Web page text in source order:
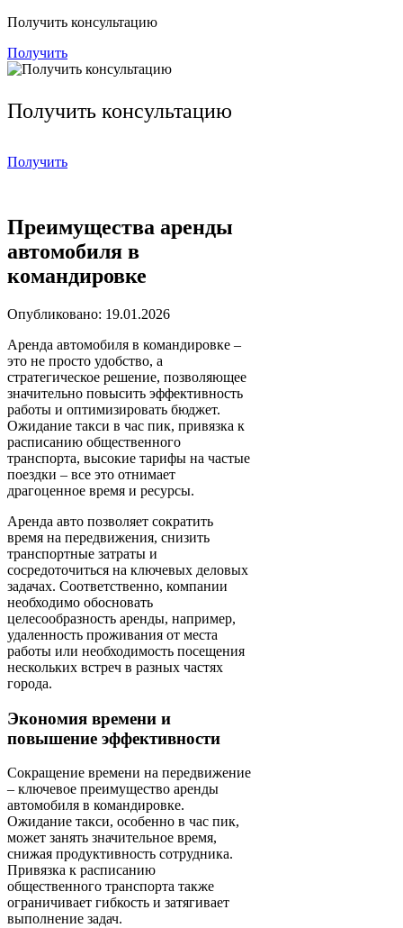
Получить консультацию
Получить
Получить консультацию
Получить
Преимущества аренды
автомобиля в
командировке
Опубликовано: 19.01.2026
Аренда автомобиля в командировке –
это не просто удобство, а
стратегическое решение, позволяющее
значительно повысить эффективность
работы и оптимизировать бюджет.
Ожидание такси в час пик, привязка к
расписанию общественного
транспорта, высокие тарифы на частые
поездки – все это отнимает
драгоценное время и ресурсы.
Аренда авто позволяет сократить
время на передвижения, снизить
транспортные затраты и
сосредоточиться на ключевых деловых
задачах. Соответственно, компании
необходимо обосновать
целесообразность аренды, например,
удаленность проживания от места
работы или необходимость посещения
нескольких встреч в разных частях
города.
Экономия времени и
повышение эффективности
Сокращение времени на передвижение
– ключевое преимущество аренды
автомобиля в командировке.
Ожидание такси, особенно в час пик,
может занять значительное время,
снижая продуктивность сотрудника.
Привязка к расписанию
общественного транспорта также
ограничивает гибкость и затягивает
выполнение задач.